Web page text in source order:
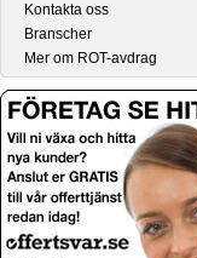
Kontakta oss
Branscher
Mer om ROT-avdrag